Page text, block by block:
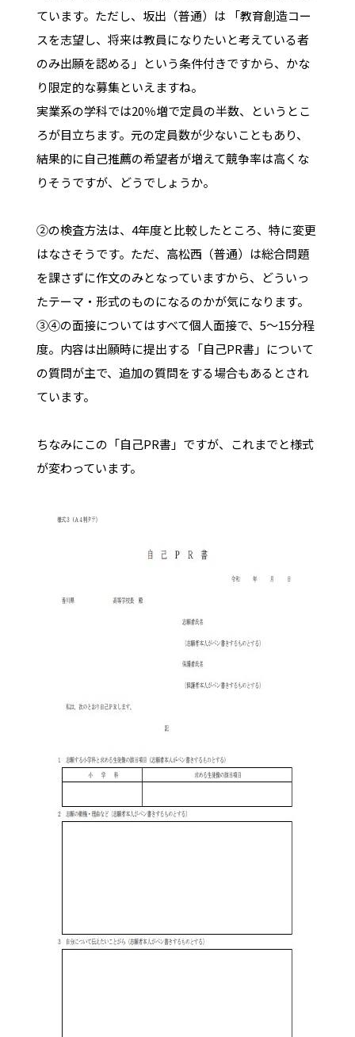
ています。ただし、坂出（普通）は 「教育創造コー
スを志望し、将来は教員になりたいと考えている者
のみ出願を認める」という条件付きですから、かな
り限定的な募集といえますね。
実業系の学科では20％増で定員の半数、というとこ
ろが目立ちます。元の定員数が少ないこともあり、
結果的に自己推薦の希望者が増えて競争率は高くな
りそうですが、どうでしょうか。
②の検査方法は、4年度と比較したところ、特に変更
はなさそうです。ただ、高松西（普通）は総合問題
を課さずに作文のみとなっていますから、どういっ
たテーマ・形式のものになるのかが気になります。
③④の面接についてはすべて個人面接で、5～15分程
度。内容は出願時に提出する「自己PR書」について
の質問が主で、追加の質問をする場合もあるとされ
ています。
ちなみにこの「自己PR書」ですが、これまでと様式
が変わっています。